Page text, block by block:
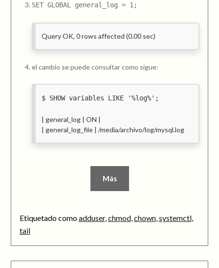
SET GLOBAL general_log = 1;
Query OK, 0 rows affected (0.00 sec)
el cambio se puede consultar como sigue:
SHOW variables LIKE '%log%';
| general_log | ON |
| general_log_file | /media/archivo/log/mysql.log
Más
Etiquetado comoadduser,chmod,chown,systemctl,
tail